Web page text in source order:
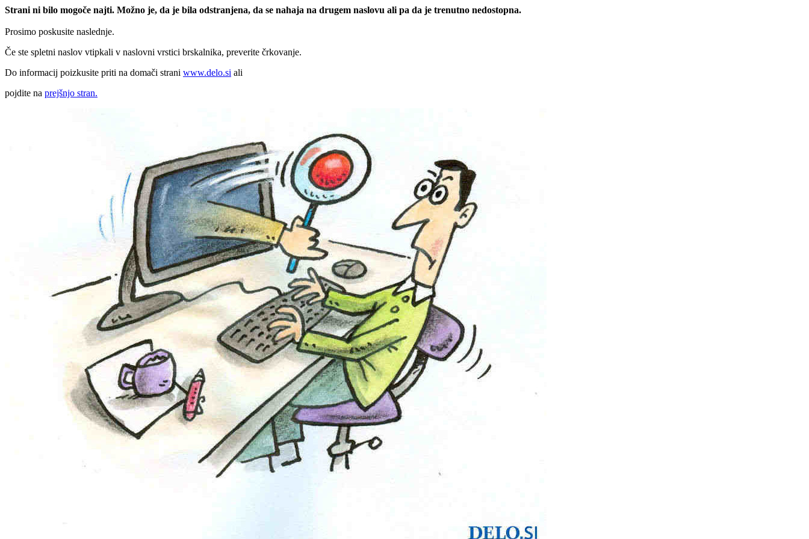
Strani ni bilo mogoče najti. Možno je, da je bila odstranjena, da se nahaja na drugem naslovu ali pa da je trenutno nedostopna.
Prosimo poskusite naslednje.
Če ste spletni naslov vtipkali v naslovni vrstici brskalnika, preverite črkovanje.
Do informacij poizkusite priti na domači strani www.delo.si ali
pojdite na prejšnjo stran.